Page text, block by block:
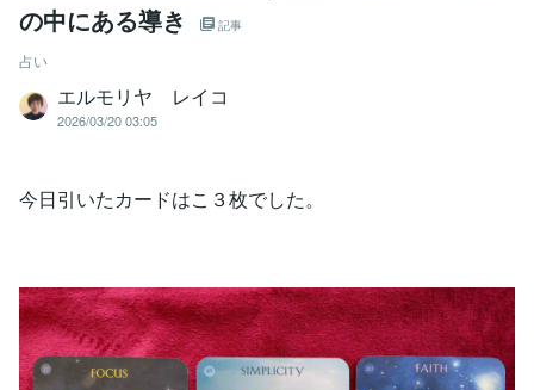
の中にある導き
記事
占い
エルモリヤ レイコ
2026/03/20 03:05
今日引いたカードはこ３枚でした。